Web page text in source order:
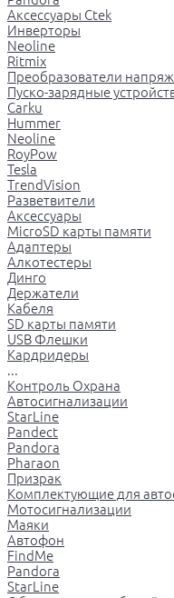
Аксессуары Ctek
Инверторы
Neoline
Ritmix
Преобразователи
Пуско-зарядные
Carku
Hummer
Neoline
RoyPow
Tesla
TrendVision
Разветвители
Аксессуары
MicroSD карты памяти
Адаптеры
Алкотестеры
Динго
Держатели
Кабеля
SD карты памяти
USB Флешки
Кардридеры
...
Контроль Охрана
Автосигнализации
StarLine
Pandect
Pandora
Pharaon
Призрак
Комплектующие для
Мотосигнализации
Маяки
Автофон
FindMe
Pandora
StarLine